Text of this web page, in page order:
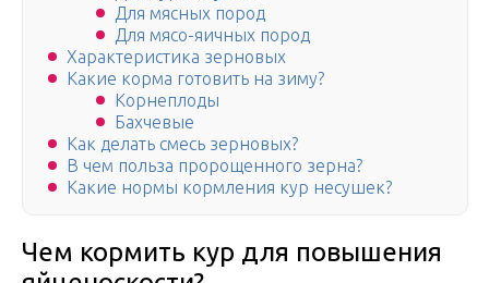
Для мясных пород
Для мясо-яичных пород
Характеристика зерновых
Какие корма готовить на зиму?
Корнеплоды
Бахчевые
Как делать смесь зерновых?
В чем польза пророщенного зерна?
Какие нормы кормления кур несушек?
Чем кормить кур для повышения